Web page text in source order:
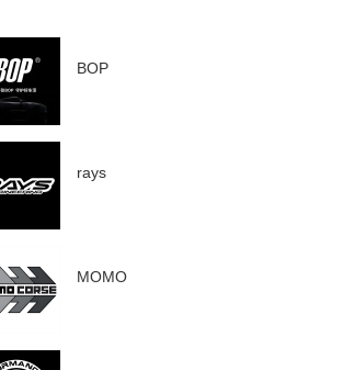
BOP
rays
MOMO